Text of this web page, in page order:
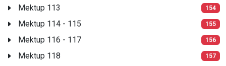
Mektup 113 154
Mektup 114 - 115 155
Mektup 116 - 117 156
Mektup 118 157